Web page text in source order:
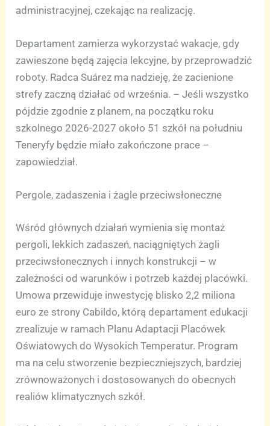
administracyjnej, czekając na realizację.
Departament zamierza wykorzystać wakacje, gdy
zawieszone będą zajęcia lekcyjne, by przeprowadzić
roboty. Radca Suárez ma nadzieję, że zacienione
strefy zaczną działać od września. – Jeśli wszystko
pójdzie zgodnie z planem, na początku roku
szkolnego 2026-2027 około 51 szkół na południu
Teneryfy będzie miało zakończone prace –
zapowiedział.
Pergole, zadaszenia i żagle przeciwsłoneczne
Wśród głównych działań wymienia się montaż
pergoli, lekkich zadaszeń, naciągniętych żagli
przeciwsłonecznych i innych konstrukcji – w
zależności od warunków i potrzeb każdej placówki.
Umowa przewiduje inwestycję blisko 2,2 miliona
euro ze strony Cabildo, którą departament edukacji
zrealizuje w ramach Planu Adaptacji Placówek
Oświatowych do Wysokich Temperatur. Program
ma na celu stworzenie bezpieczniejszych, bardziej
zrównoważonych i dostosowanych do obecnych
realiów klimatycznych szkół.